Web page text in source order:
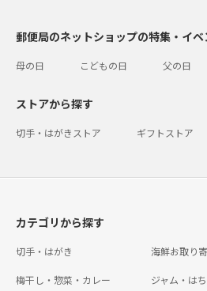
郵便局のネットショップの特集・イベ
母の日 こどもの日 父の日
ストアから探す
切手・はがきストア ギフトストア
カテゴリから探す
切手・はがき 海鮮お取り
梅干し・惣菜・カレー ジャム・は